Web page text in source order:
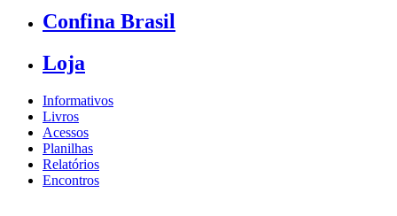
Confina Brasil
Loja
Informativos
Livros
Acessos
Planilhas
Relatórios
Encontros